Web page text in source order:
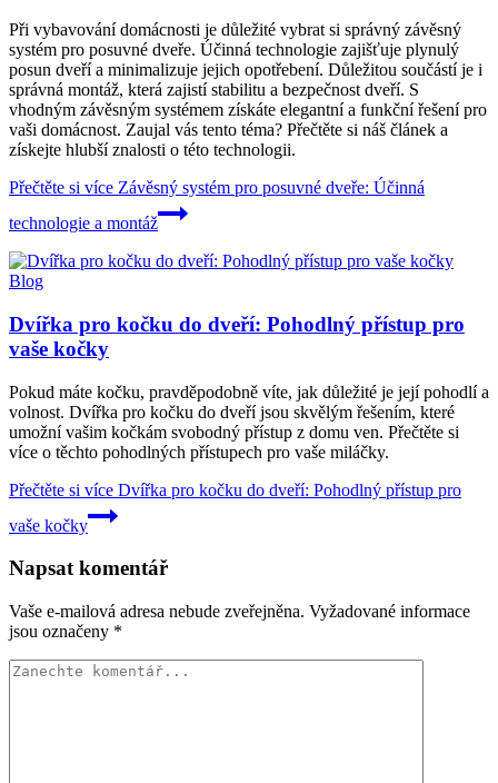
Při vybavování domácnosti je důležité vybrat si správný závěsný
systém pro posuvné dveře. Účinná technologie zajišťuje plynulý
posun dveří a minimalizuje jejich opotřebení. Důležitou součástí je i
správná montáž, která zajistí stabilitu a bezpečnost dveří. S
vhodným závěsným systémem získáte elegantní a funkční řešení pro
vaši domácnost. Zaujal vás tento téma? Přečtěte si náš článek a
získejte hlubší znalosti o této technologii.
Přečtěte si více Závěsný systém pro posuvné dveře: Účinná
technologie a montáž
Blog
Dvířka pro kočku do dveří: Pohodlný přístup pro
vaše kočky
Pokud máte kočku, pravděpodobně víte, jak důležité je její pohodlí a
volnost. Dvířka pro kočku do dveří jsou skvělým řešením, které
umožní vašim kočkám svobodný přístup z domu ven. Přečtěte si
více o těchto pohodlných přístupech pro vaše miláčky.
Přečtěte si více Dvířka pro kočku do dveří: Pohodlný přístup pro
vaše kočky
Napsat komentář
Vaše e-mailová adresa nebude zveřejněna. Vyžadované informace
jsou označeny *